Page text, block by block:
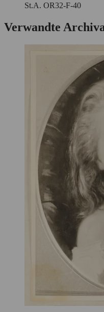
St.A. OR32-F-40
Verwandte